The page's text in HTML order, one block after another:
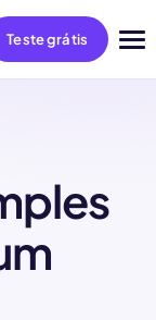
Teste grátis